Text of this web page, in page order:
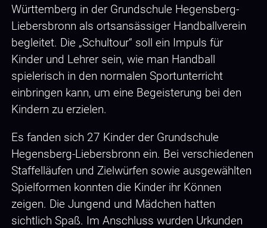
Württemberg in der Grundschule Hegensberg-
Liebersbronn als ortsansässiger Handballverein
begleitet. Die „Schultour“ soll ein Impuls für
Kinder und Lehrer sein, wie man Handball
spielerisch in den normalen Sportunterricht
einbringen kann, um eine Begeisterung bei den
Kindern zu erzielen.
Es fanden sich 27 Kinder der Grundschule
Hegensberg-Liebersbronn ein. Bei verschiedenen
Staffelläufen und Zielwürfen sowie ausgewählten
Spielformen konnten die Kinder ihr Können
zeigen. Die Jungend und Mädchen hatten
sichtlich Spaß. Im Anschluss wurden Urkunden